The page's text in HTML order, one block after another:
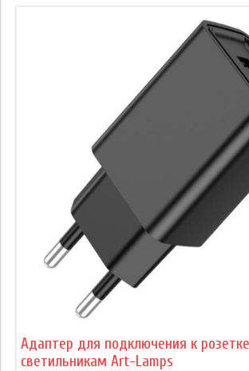
Адаптер для подключения к
светильникам Art-Lamps